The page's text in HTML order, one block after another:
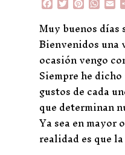
a
c
e
b
o
o
k
w
i
t
t
e
r
n
t
e
r
e
s
t
h
a
ts
A
p
p
m
a
i
l
Muy buenos días
Bienvenidos una
ocasión vengo
Siempre he
gustos de cada
que determinan
Ya sea en mayor
realidad es que